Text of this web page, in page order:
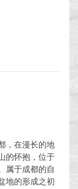
在漫长的地
的怀抱，位于
属于成都的自
地的形成之初